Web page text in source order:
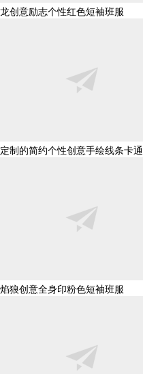
龙创意励志个性红色短袖班服
定制的简约个性创意手绘线条卡
焰狼创意全身印粉色短袖班服